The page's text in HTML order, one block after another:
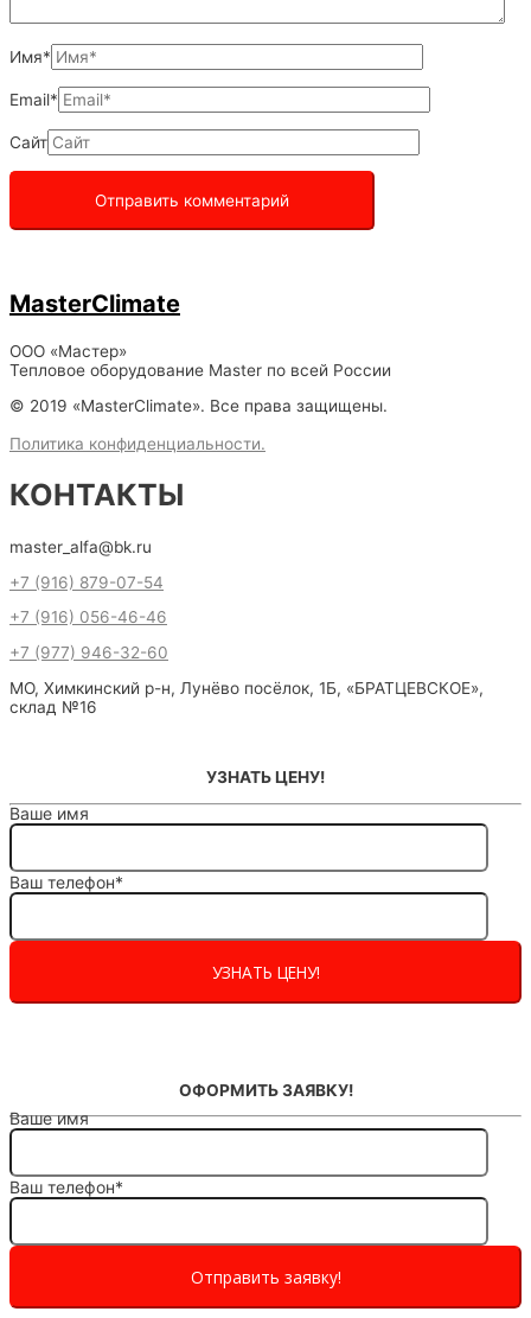
Имя*
Email*
Сайт
MasterClimate
ООО «Мастер»
Тепловое оборудование Master по всей России
© 2019 «MasterClimate». Все права защищены.
Политика конфиденциальности.
КОНТАКТЫ
master_alfa@bk.ru
+7 (916) 879-07-54
+7 (916) 056-46-46
+7 (977) 946-32-60
МО, Химкинский р-н, Лунёво посёлок, 1Б, «БРАТЦЕВСКОЕ»,
склад №16
УЗНАТЬ ЦЕНУ!
Ваше имя
Ваш телефон*
ОФОРМИТЬ ЗАЯВКУ!
Ваше имя
Ваш телефон*